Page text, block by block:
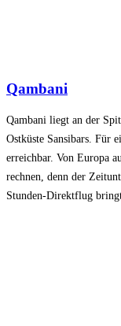
Qambani
Qambani liegt an der
Ostküste Sansibars. Für
erreichbar. Von Europa
rechnen, denn der
Stunden-Direktflug